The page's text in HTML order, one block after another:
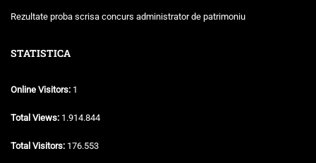
Rezultate proba scrisa concurs administrator de patrimoniu
STATISTICA
Online Visitors: 1
Total Views: 1.914.844
Total Visitors: 176.553